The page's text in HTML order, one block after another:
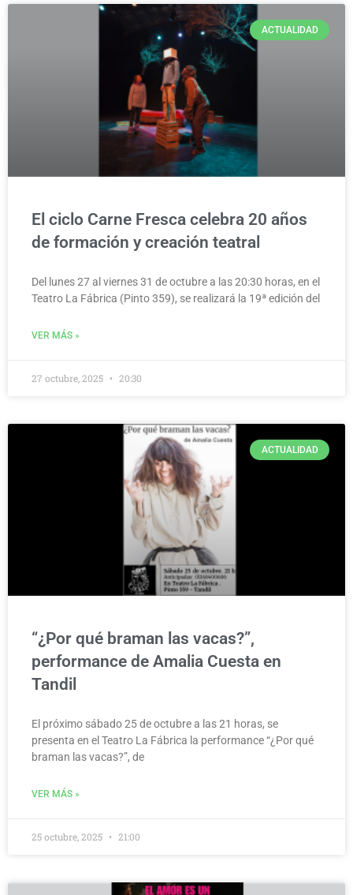
ACTUALIDAD
El ciclo Carne Fresca celebra 20 años
de formación y creación teatral
Del lunes 27 al viernes 31 de octubre a las 20:30 horas, en el
Teatro La Fábrica (Pinto 359), se realizará la 19ª edición del
VER MÁS »
27 octubre, 2025 20:30
ACTUALIDAD
“¿Por qué braman las vacas?”,
performance de Amalia Cuesta en
Tandil
El próximo sábado 25 de octubre a las 21 horas, se
presenta en el Teatro La Fábrica la performance “¿Por qué
braman las vacas?”, de
VER MÁS »
25 octubre, 2025 21:00